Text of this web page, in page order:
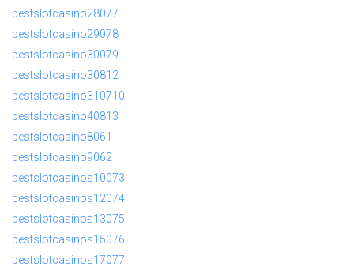
bestslotcasino28077
bestslotcasino29078
bestslotcasino30079
bestslotcasino30812
bestslotcasino310710
bestslotcasino40813
bestslotcasino8061
bestslotcasino9062
bestslotcasinos10073
bestslotcasinos12074
bestslotcasinos13075
bestslotcasinos15076
bestslotcasinos17077